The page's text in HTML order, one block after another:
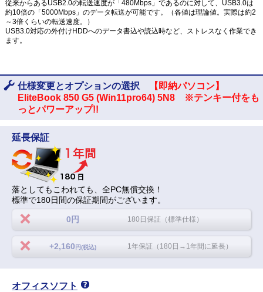
従来からあるUSB2.0の転送速度が「480Mbps」であるのに対して、USB3.0は
約10倍の「5000Mbps」のデータ転送が可能です。（各値は理論値。実際は約2
～3倍くらいの転送速度。）
USB3.0対応の外付けHDDへのデータ書込や読込時など、ストレスなく作業でき
ます。
仕様変更とオプションの選択
【即納パソコン】
EliteBook 850 G5 (Win11pro64) 5N8 ※テンキー付をも
っとパワーアップ!!
延長保証
落としてもこわれても、全PC無償交換！
標準で180日間の保証期間がございます。
0円 180日保証（標準仕様）
+2,160 円(税込) 1年保証（180日→1年間に延長）
オフィスソフト